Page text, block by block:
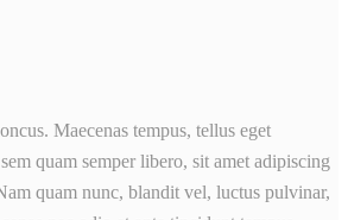
Maecenas tempus, tellus eget
quam semper libero, sit amet adipiscing
quam nunc, blandit vel, luctus pulvinar,